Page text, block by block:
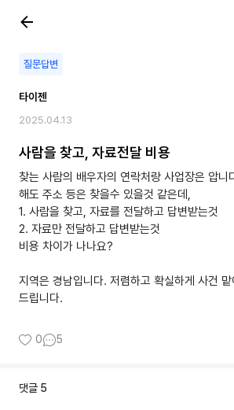
질문답변
타이젠
2025.04.13
사람을 찾고, 자료전달 비용
찾는 사람의 배우자의 연락처랑 사업장은 압니
해도 주소 등은 찾을수 있을것 같은데,
1. 사람을 찾고, 자료를 전달하고 답변받는것
2. 자료만 전달하고 답변받는것
비용 차이가 나나요?
지역은 경남입니다. 저렴하고 확실하게 사건
드립니다.
0 5
댓글 5